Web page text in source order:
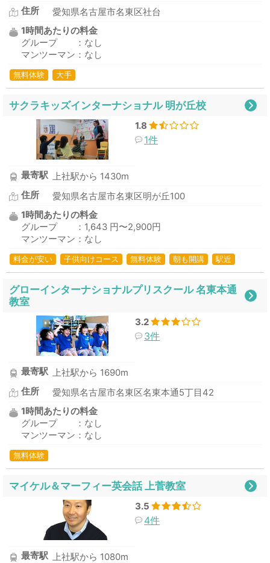
住所
愛知県名古屋市名東区社台
1時間あたりの料金
グループ ：なし
マンツーマン：なし
無料体験 大手
サクラキッズインターナショナル 明が丘校
1.8
1件
最寄駅 上社駅から 1430m
住所
愛知県名古屋市名東区明が丘100
1時間あたりの料金
グループ ：1,643 円〜2,900円
マンツーマン：なし
料金が安い 子供向けコース 無料体験 朝も開講 駅近
グローインターナショナルプリスクール 名東本通
教室
3.2
3件
最寄駅 上社駅から 1690m
住所
愛知県名古屋市名東区名東本通5丁目42
1時間あたりの料金
グループ ：なし
マンツーマン：なし
無料体験
マイケル＆マーフィー英会話 上菅教室
3.5
4件
最寄駅 上社駅から 1080m